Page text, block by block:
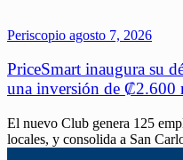
Periscopio agosto 7, 2026
PriceSmart inaugura su
una inversión de ₡2.600
El nuevo Club genera 125
locales, y consolida a San